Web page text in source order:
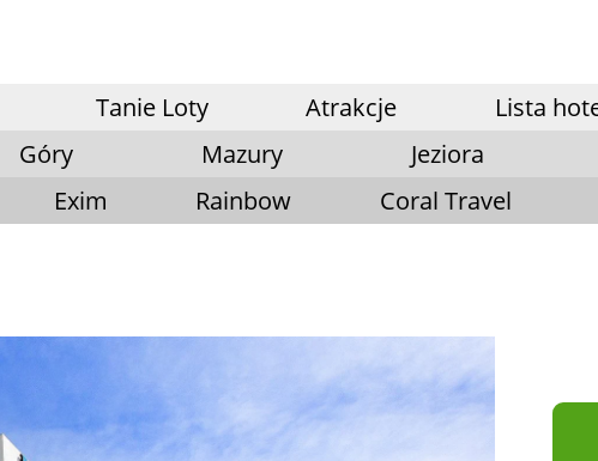
Tanie Loty Atrakcje Lista
Góry Mazury Jeziora
Exim Rainbow Coral Travel